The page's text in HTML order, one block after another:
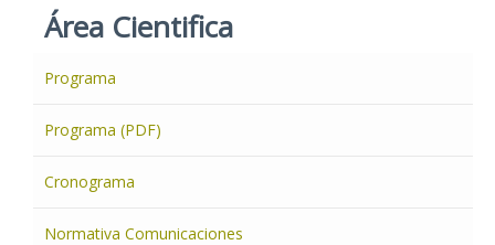
Área Cientifica
Programa
Programa (PDF)
Cronograma
Normativa Comunicaciones